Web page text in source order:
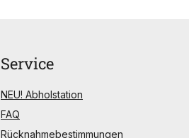
Service
NEU! Abholstation
FAQ
Rücknahmebestimmungen